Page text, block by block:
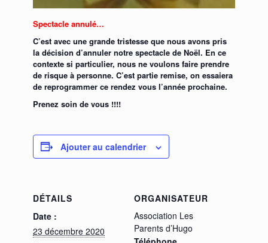
Spectacle annulé…
C’est avec une grande tristesse que nous avons pris
la décision d’annuler notre spectacle de Noël. En ce
contexte si particulier, nous ne voulons faire prendre
de risque à personne. C’est partie remise, on essaiera
de reprogrammer ce rendez vous l’année prochaine.
Prenez soin de vous !!!!
Ajouter au calendrier
DÉTAILS
Date :
23 décembre 2020
ORGANISATEUR
Association Les
Parents d’Hugo